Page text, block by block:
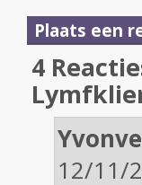
Plaats een
4
12/11/